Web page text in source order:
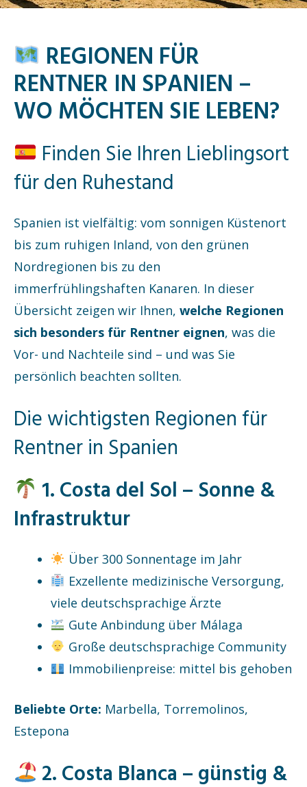
REGIONEN FÜR
RENTNER IN SPANIEN –
WO MÖCHTEN SIE LEBEN?
Finden Sie Ihren Lieblingsort
für den Ruhestand
Spanien ist vielfältig: vom sonnigen Küstenort
bis zum ruhigen Inland, von den grünen
Nordregionen bis zu den
immerfrühlingshaften Kanaren. In dieser
Übersicht zeigen wir Ihnen, welche Regionen
sich besonders für Rentner eignen, was die
Vor- und Nachteile sind – und was Sie
persönlich beachten sollten.
Die wichtigsten Regionen für
Rentner in Spanien
1. Costa del Sol – Sonne &
Infrastruktur
Über 300 Sonnentage im Jahr
Exzellente medizinische Versorgung,
viele deutschsprachige Ärzte
Gute Anbindung über Málaga
Große deutschsprachige Community
Immobilienpreise: mittel bis gehoben
Beliebte Orte: Marbella, Torremolinos,
Estepona
2. Costa Blanca – günstig &